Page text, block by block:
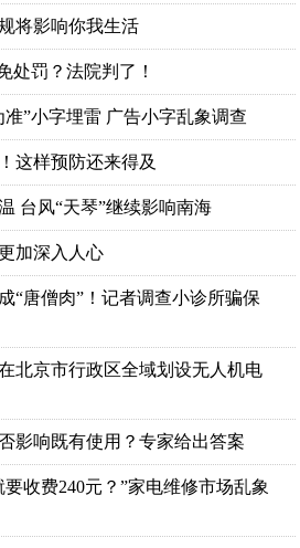
将影响你我生活
处罚？法院判了！
”小字埋雷 广告小字乱象调查
这样预防还来得及
台风“天琴”继续影响南海
加深入人心
“唐僧肉”！记者调查小诊所骗保
北京市行政区全域划设无人机电
影响既有使用？专家给出答案
收费240元？”家电维修市场乱象